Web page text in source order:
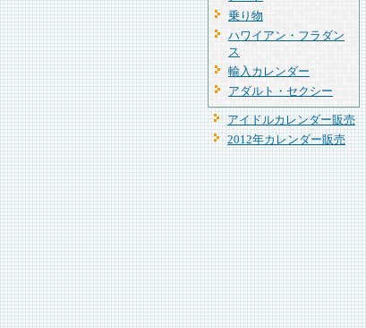
乗り物
ハワイアン・フラダン
ス
輸入カレンダー
アダルト・セクシー
アイドルカレンダー販売
2012年カレンダー販売